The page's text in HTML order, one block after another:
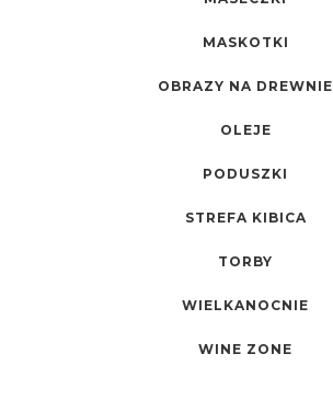
MASKOTKI
OBRAZY NA DREWNIE
OLEJE
PODUSZKI
STREFA KIBICA
TORBY
WIELKANOCNIE
WINE ZONE